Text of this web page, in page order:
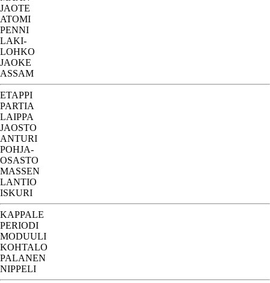
JAOTE
ATOMI
PENNI
LAKI-
LOHKO
JAOKE
ASSAM
ETAPPI
PARTIA
LAIPPA
JAOSTO
ANTURI
POHJA-
OSASTO
MASSEN
LANTIO
ISKURI
KAPPALE
PERIODI
MODUULI
KOHTALO
PALANEN
NIPPELI